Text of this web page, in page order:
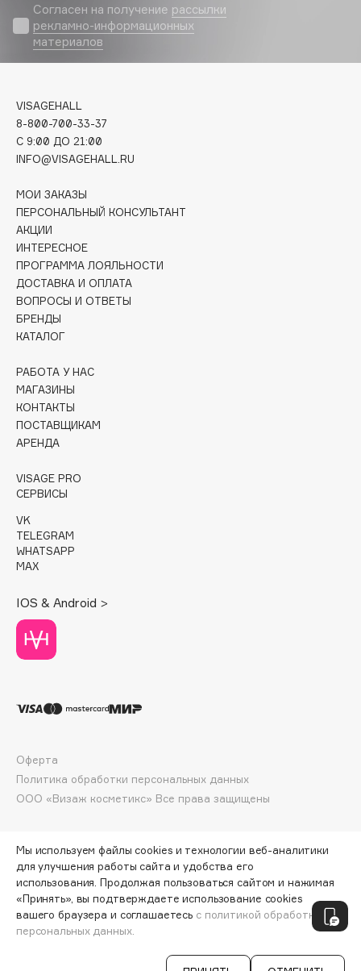
Carolina Herrera
Catrice
Celimax
Clarette
Clarins
Clarins Precious
Clinique
Clive Christian
Club De Nuit
Collagenina
Consly
Corimo
CosRX
Crescina
Cunzite
Curaprox
D
DABO
DARLING*
Davines
Deonica
Dessange
Dolce & Gabbana
Dorco
DP Daily Perfection
Dr. Vranjes Firenze
Dr.Ceuracle
Dr.Jart+
Dyson
ПО ЗОЛОТОЙ КАРТЕ:509 ₽
ДОБАВИТЬ В КОРЗИНУ 566 ₽
Согласен на получение рассылки
рекламно-информационных
материалов
VISAGEHALL
8-800-700-33-37
C 9:00 ДО 21:00
INFO@VISAGEHALL.RU
МОИ ЗАКАЗЫ
ПЕРСОНАЛЬНЫЙ КОНСУЛЬТАНТ
АКЦИИ
ИНТЕРЕСНОЕ
ПРОГРАММА ЛОЯЛЬНОСТИ
ДОСТАВКА И ОПЛАТА
ВОПРОСЫ И ОТВЕТЫ
БРЕНДЫ
КАТАЛОГ
РАБОТА У НАС
МАГАЗИНЫ
КОНТАКТЫ
ПОСТАВЩИКАМ
АРЕНДА
VISAGE PRO
СЕРВИСЫ
VK
TELEGRAM
WHATSAPP
MAX
IOS & Android >
ООО «Визаж косметикс» Все права защищены
Оферта
Политика обработки персональных данных
Мы используем файлы cookies и технологии веб-аналитики
для улучшения работы сайта и удобства его
использования. Продолжая пользоваться сайтом и нажимая
«Принять», вы подтверждаете использование cookies
вашего браузера и соглашаетесь с политикой обработки
персональных данных.